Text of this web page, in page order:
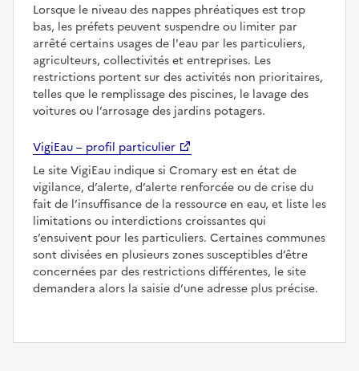
Lorsque le niveau des nappes phréatiques est trop
bas, les préfets peuvent suspendre ou limiter par
arrêté certains usages de l'eau par les particuliers,
agriculteurs, collectivités et entreprises. Les
restrictions portent sur des activités non prioritaires,
telles que le remplissage des piscines, le lavage des
voitures ou l’arrosage des jardins potagers.
VigiEau – profil particulier
Le site VigiEau indique si Cromary est en état de
vigilance, d’alerte, d’alerte renforcée ou de crise du
fait de l’insuffisance de la ressource en eau, et liste les
limitations ou interdictions croissantes qui
s’ensuivent pour les particuliers. Certaines communes
sont divisées en plusieurs zones susceptibles d’être
concernées par des restrictions différentes, le site
demandera alors la saisie d’une adresse plus précise.